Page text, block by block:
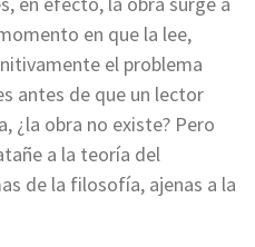
en que la lee,
el problema
antes de que un lector
¿la obra no existe? Pero
a la teoría del
de la filosofía, ajenas a la